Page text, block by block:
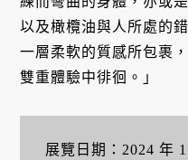
以及橄欖油與人所處的
一層柔軟的質感所包裹
雙重體驗中徘徊。」
展覽日期：2024 年